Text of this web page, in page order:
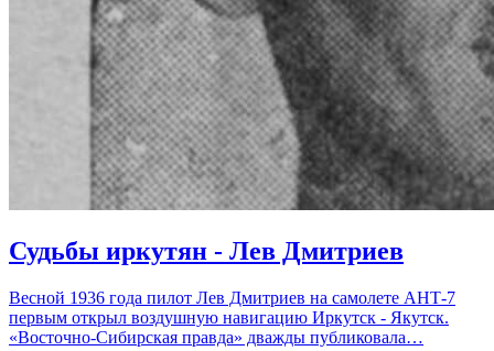
Судьбы иркутян - Лев Дмитриев
Весной 1936 года пилот Лев Дмитриев на самолете АНТ-7
первым открыл воздушную навигацию Иркутск - Якутск.
«Восточно-Сибирская правда» дважды публиковала…